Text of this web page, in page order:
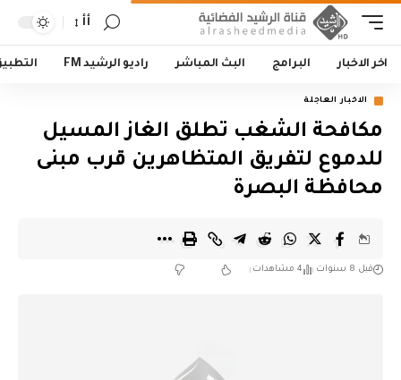
أأ
اخر الاخبار البرامج البث المباشر راديو الرشيد FM
الاخبار العاجلة
مكافحة الشغب تطلق الغاز المسيل
للدموع لتفريق المتظاهرين قرب مبنى
محافظة البصرة
قبل 8 سنوات 4 مشاهدات